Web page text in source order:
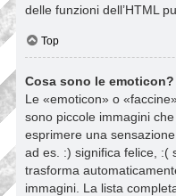
delle funzioni dell’HTML
Top
Cosa sono le emoticon?
Le «emoticon» o
sono piccole immagini
esprimere una
ad es. :) significa felice, :(
trasforma
immagini. La lista